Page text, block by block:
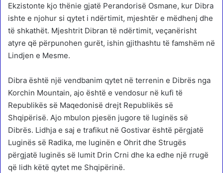
Ekzistonte kjo thënie gjatë Perandorisë Osmane, kur Dibra
ishte e njohur si qytet i ndërtimit, mjeshtër e mëdhenj dhe
të shkathët. Mjeshtrit Dibran të ndërtimit, veçanërisht
atyre që përpunohen gurët, ishin gjithashtu të famshëm në
Lindjen e Mesme.
Dibra është një vendbanim qytet në terrenin e Dibrës nga
Korchin Mountain, ajo është e vendosur në kufi të
Republikës së Maqedonisë drejt Republikës së
Shqipërisë. Ajo mbulon pjesën jugore të luginës së
Dibrës. Lidhja e saj e trafikut në Gostivar është përgjatë
Luginës së Radika, me luginën e Ohrit dhe Strugës
përgjatë luginës së lumit Drin Crni dhe ka edhe një rrugë
që lidh këtë qytet me Shqipërinë.